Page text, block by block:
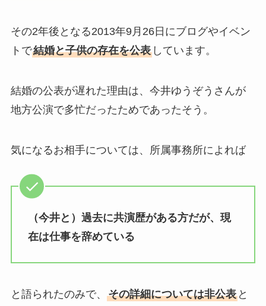
その2年後となる2013年9月26日にブログやイベン
トで結婚と子供の存在を公表しています。
結婚の公表が遅れた理由は、今井ゆうぞうさんが
地方公演で多忙だったためであったそう。
気になるお相手については、所属事務所によれば
（今井と）過去に共演歴がある方だが、現
在は仕事を辞めている
と語られたのみで、 その詳細については非公表と